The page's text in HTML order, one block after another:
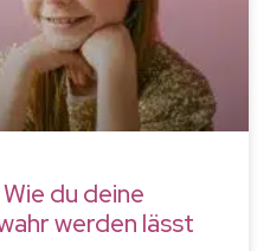
du deine
werden lässt